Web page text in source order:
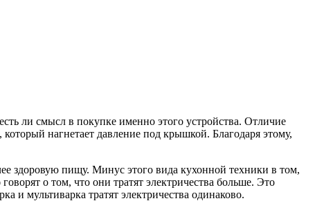
ли смысл в покупке именно этого устройства. Отличие
нагнетает давление под крышкой. Благодаря этому,
здоровую пищу. Минус этого вида кухонной техники в том,
о том, что они тратят электричества больше. Это
и мультиварка тратят электричества одинаково.